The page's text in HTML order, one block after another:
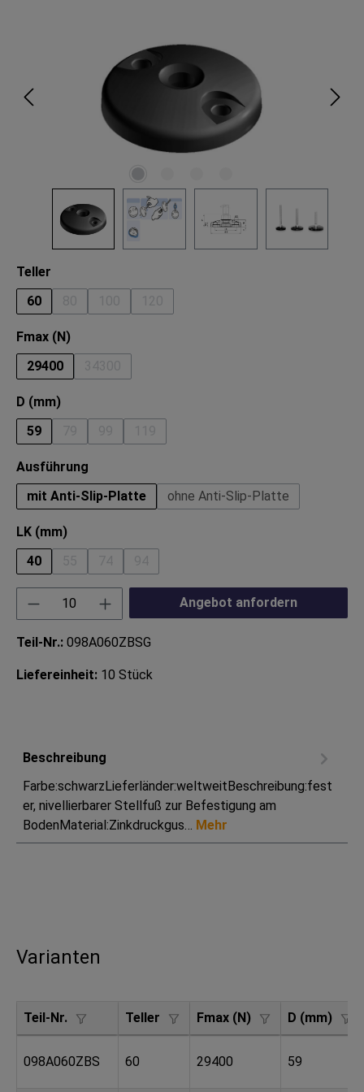
Teller
60
(Diese Option ist zurzeit nicht verfügbar.)
(Diese Option ist zurzeit nicht verfügbar.)
(Diese Option ist zurzeit nicht
Fmax (N)auswählen
29400
(Diese Option ist zurzeit nicht verfügbar.)
D (mm)auswählen
59
(Diese Option ist zurzeit nicht verfügbar.)
(Diese Option ist zurzeit nicht verfügbar.)
(Diese Option ist zurzeit nicht verfügbar.)
Ausführung
mit Anti-Slip-Platte
ohne Anti-Slip-Platte
LK (mm)auswählen
40
(Diese Option ist zurzeit nicht verfügbar.)
(Diese Option ist zurzeit nicht verfügbar.)
(Diese Option ist zurzeit nicht verfügbar.)
Produkt Anzahl: Gib den gewünschten
Angebot anfordern
Teil-Nr.: 098A060ZBSG
Liefereinheit: 10 Stück
Beschreibung
Farbe:schwarzLieferländer:weltweitBeschreibung:fest
er, nivellierbarer Stellfuß zur Befestigung am
BodenMaterial:Zinkdruckgus… Mehr
Varianten
Teil-Nr. Teller Fmax (N) D (mm)
098A060ZBS 60 29400 59